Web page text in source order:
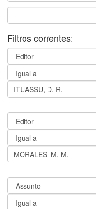
Filtros correntes: